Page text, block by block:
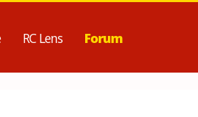
RC Lens Forum